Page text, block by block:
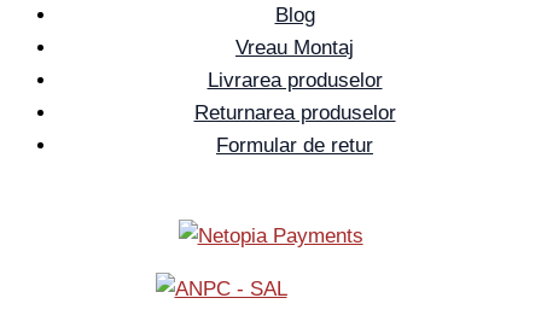
Blog
Vreau Montaj
Livrarea produselor
Returnarea produselor
Formular de retur